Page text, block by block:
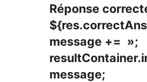
Réponse
message += »;
message;